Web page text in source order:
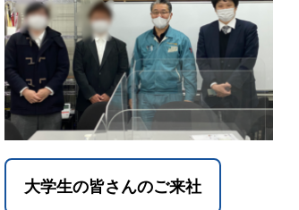
大学生の皆さんのご来社